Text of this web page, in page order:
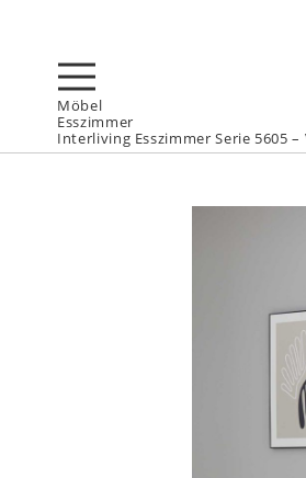
Möbel
Esszimmer
Interliving Esszimmer Serie 5605